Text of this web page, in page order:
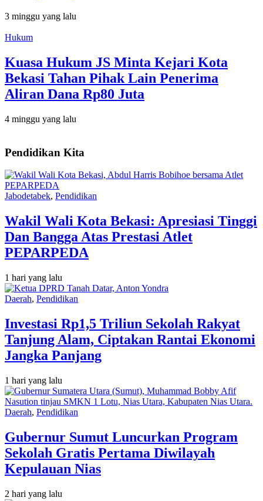
3 minggu yang lalu
Hukum
Kuasa Hukum JS Minta Kejari Kota
Bekasi Tahan Pihak Lain Penerima
Aliran Dana Rp80 Juta
4 minggu yang lalu
Pendidikan Kita
Jabodetabek, Pendidikan
Wakil Wali Kota Bekasi: Apresiasi Tinggi
Dan Bangga Atas Prestasi Atlet
PEPARPEDA
1 hari yang lalu
Daerah, Pendidikan
Investasi Rp1,5 Triliun Sekolah Rakyat
Tanjung Alam, Ciptakan Rantai Ekonomi
Jangka Panjang
1 hari yang lalu
Daerah, Pendidikan
Gubernur Sumut Luncurkan Program
Sekolah Gratis Pertama Diwilayah
Kepulauan Nias
2 hari yang lalu